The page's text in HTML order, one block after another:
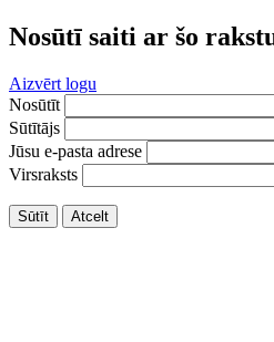
Nosūtī saiti ar šo
Aizvērt logu
Nosūtīt
Sūtītājs
Jūsu e-pasta adrese
Virsraksts
Sūtīt Atcelt